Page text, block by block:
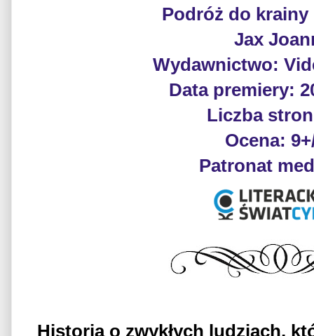
Podróż do krainy
Jax
Wydawnictwo:
Data premiery:
Liczba
Ocena:
Patronat
Historia o zwykłych ludziach,